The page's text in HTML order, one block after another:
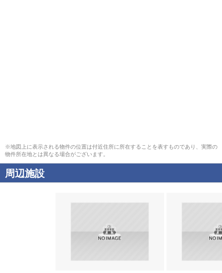
※地図上に表示される物件の位置は付近住所に所在することを表すものであり、実際の
物件所在地とは異なる場合がございます。
周辺施設